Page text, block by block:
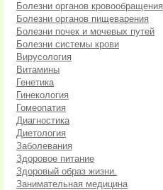
Болезни органов кровообращения
Болезни органов пищеварения
Болезни почек и мочевых путей
Болезни системы крови
Вирусология
Витамины
Генетика
Гинекология
Гомеопатия
Диагностика
Диетология
Заболевания
Здоровое питание
Здоровый образ жизни.
Занимательная медицина